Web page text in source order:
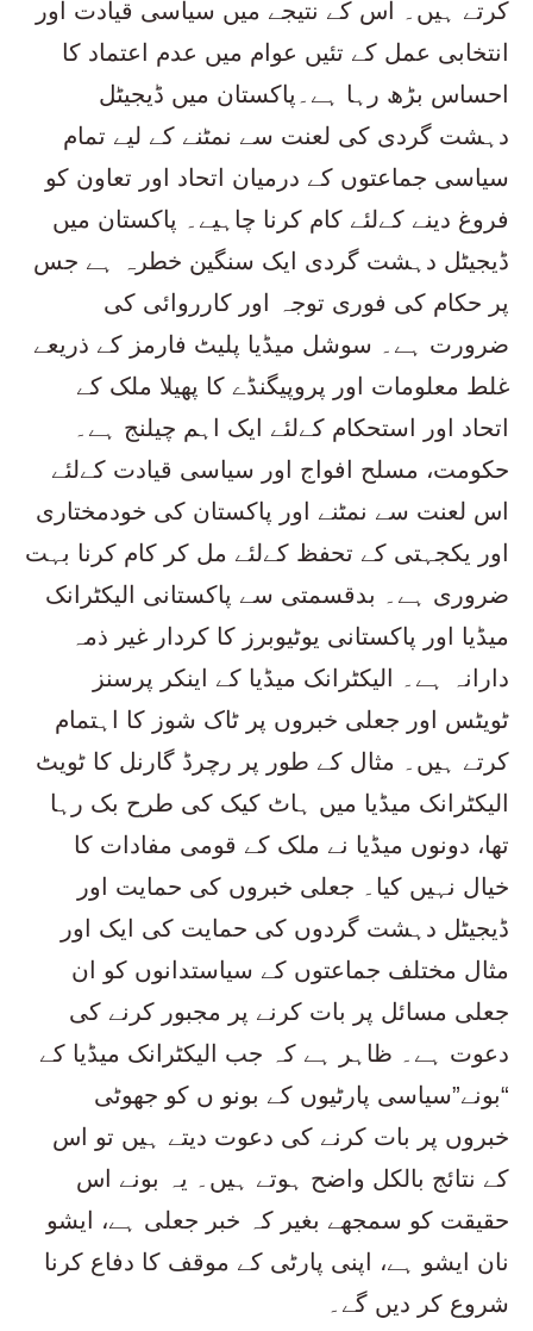
کرتے ہیں۔ اس کے نتیجے میں سیاسی قیادت اور
انتخابی عمل کے تئیں عوام میں عدم اعتماد کا
احساس بڑھ رہا ہے۔پاکستان میں ڈیجیٹل
دہشت گردی کی لعنت سے نمٹنے کے لیے تمام
سیاسی جماعتوں کے درمیان اتحاد اور تعاون کو
فروغ دینے کےلئے کام کرنا چاہیے۔ پاکستان میں
ڈیجیٹل دہشت گردی ایک سنگین خطرہ ہے جس
پر حکام کی فوری توجہ اور کارروائی کی
ضرورت ہے۔ سوشل میڈیا پلیٹ فارمز کے ذریعے
غلط معلومات اور پروپیگنڈے کا پھیلا ملک کے
اتحاد اور استحکام کےلئے ایک اہم چیلنج ہے۔
حکومت، مسلح افواج اور سیاسی قیادت کےلئے
اس لعنت سے نمٹنے اور پاکستان کی خودمختاری
اور یکجہتی کے تحفظ کےلئے مل کر کام کرنا بہت
ضروری ہے۔ بدقسمتی سے پاکستانی الیکٹرانک
میڈیا اور پاکستانی یوٹیوبرز کا کردار غیر ذمہ
دارانہ ہے۔ الیکٹرانک میڈیا کے اینکر پرسنز
ٹویٹس اور جعلی خبروں پر ٹاک شوز کا اہتمام
کرتے ہیں۔ مثال کے طور پر رچرڈ گارنل کا ٹویٹ
الیکٹرانک میڈیا میں ہاٹ کیک کی طرح بک رہا
تھا، دونوں میڈیا نے ملک کے قومی مفادات کا
خیال نہیں کیا۔ جعلی خبروں کی حمایت اور
ڈیجیٹل دہشت گردوں کی حمایت کی ایک اور
مثال مختلف جماعتوں کے سیاستدانوں کو ان
جعلی مسائل پر بات کرنے پر مجبور کرنے کی
دعوت ہے۔ ظاہر ہے کہ جب الیکٹرانک میڈیا کے
“بونے”سیاسی پارٹیوں کے بونو ں کو جھوٹی
خبروں پر بات کرنے کی دعوت دیتے ہیں تو اس
کے نتائج بالکل واضح ہوتے ہیں۔ یہ بونے اس
حقیقت کو سمجھے بغیر کہ خبر جعلی ہے، ایشو
نان ایشو ہے، اپنی پارٹی کے موقف کا دفاع کرنا
شروع کر دیں گے۔